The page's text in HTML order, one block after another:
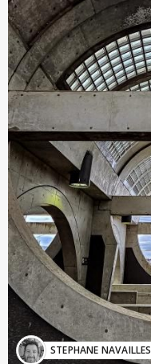
STEPHANE NAVAILLES